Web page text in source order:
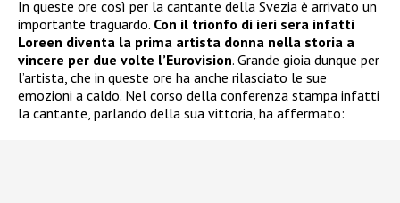
In queste ore così per la cantante della Svezia è arrivato un
importante traguardo. Con il trionfo di ieri sera infatti
Loreen diventa la prima artista donna nella storia a
vincere per due volte l’Eurovision. Grande gioia dunque per
l’artista, che in queste ore ha anche rilasciato le sue
emozioni a caldo. Nel corso della conferenza stampa infatti
la cantante, parlando della sua vittoria, ha affermato: